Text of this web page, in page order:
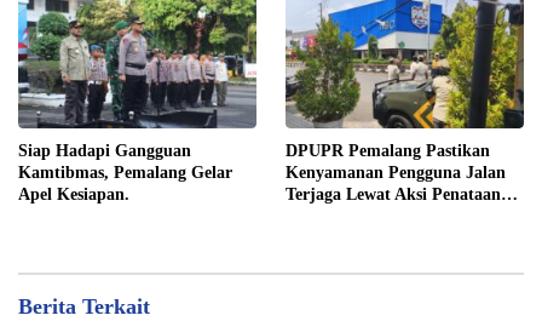
Siap Hadapi Gangguan
Kamtibmas, Pemalang Gelar
Apel Kesiapan.
DPUPR Pemalang Pastikan
Kenyamanan Pengguna Jalan
Terjaga Lewat Aksi Penataan
Berita Terkait